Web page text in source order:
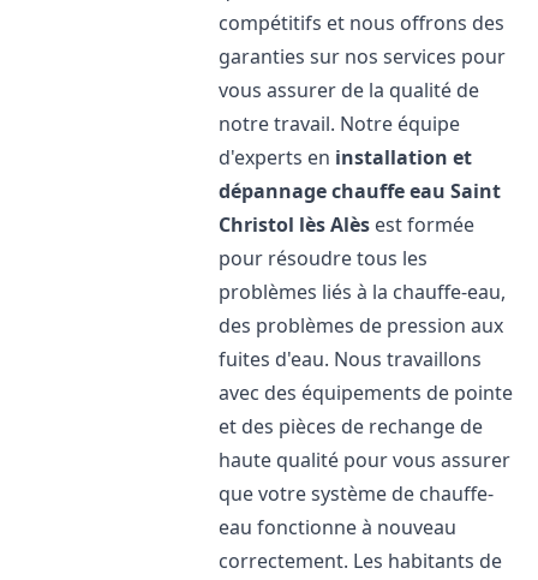
compétitifs et nous offrons des
garanties sur nos services pour
vous assurer de la qualité de
notre travail. Notre équipe
d'experts en installation et
dépannage chauffe eau Saint
Christol lès Alès est formée
pour résoudre tous les
problèmes liés à la chauffe-eau,
des problèmes de pression aux
fuites d'eau. Nous travaillons
avec des équipements de pointe
et des pièces de rechange de
haute qualité pour vous assurer
que votre système de chauffe-
eau fonctionne à nouveau
correctement. Les habitants de